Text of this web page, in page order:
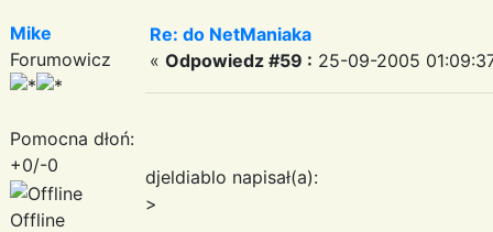
Mike
Forumowicz
Pomocna dłoń:
+0/-0
Offline
Re: do NetManiaka
« Odpowiedz #59 : 25-09-2005
djeldiablo napisał(a):
>